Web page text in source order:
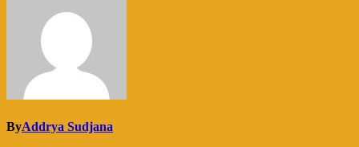
ByAddrya Sudjana